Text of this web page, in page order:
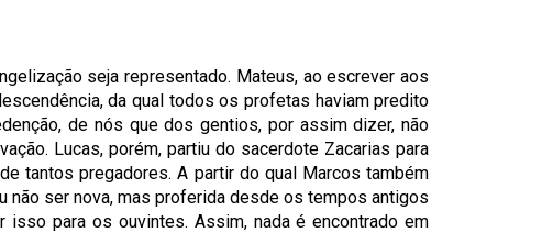
seja representado. Mateus, ao escrever aos
da qual todos os profetas haviam predito
de nós que dos gentios, por assim dizer, não
Lucas, porém, partiu do sacerdote Zacarias para
tantos pregadores. A partir do qual Marcos também
não ser nova, mas proferida desde os tempos antigos
para os ouvintes. Assim, nada é encontrado em